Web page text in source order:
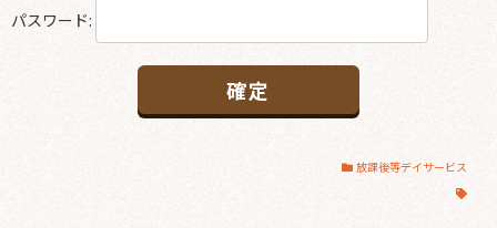
パスワード:
放課後等デイサービス